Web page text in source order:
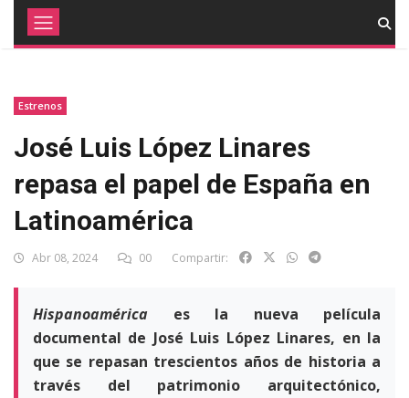
Estrenos
José Luis López Linares
repasa el papel de España en
Latinoamérica
Abr 08, 2024 00 Compartir:
Hispanoamérica es la nueva película
documental de José Luis López Linares, en la
que se repasan trescientos años de historia a
través del patrimonio arquitectónico,